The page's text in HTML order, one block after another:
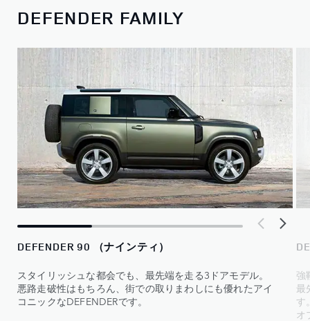
DEFENDER FAMILY
DEFENDER 90 （ナインティ）
スタイリッシュな都会でも、最先端を走る3ドアモデル。
悪路走破性はもちろん、街での取りまわしにも優れたアイ
コニックなDEFENDERです。
強
最
す
オ